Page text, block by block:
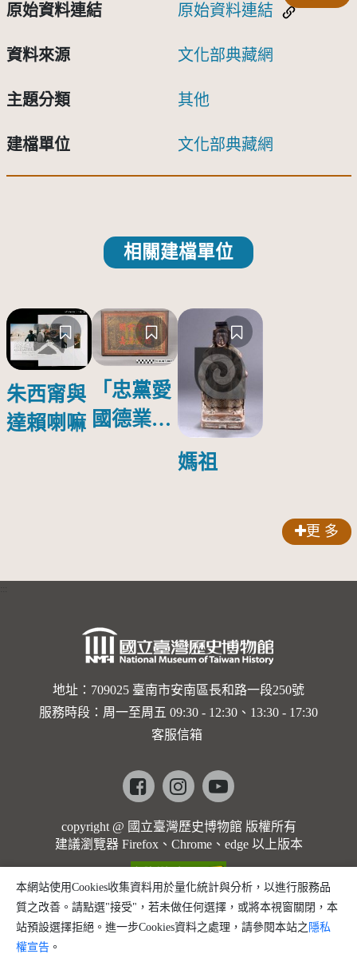
原始資料連結 原始資料連結
資料來源 文化部典藏網
主題分類 其他
建檔單位 文化部典藏網
相關建檔單位
朱西甯與
達賴喇嘛
「忠黨愛
國德業並
媽祖
更 多
地址：709025 臺南市安南區長和路一段250號
服務時段：周一至周五 09:30 - 12:30、13:30 - 17:30
客服信箱
Facebookinstagramyoutube
copyright @ 國立臺灣歷史博物館 版權所有
建議瀏覽器 Firefox、Chrome、edge 以上版本
本網站使用Cookies收集資料用於量化統計與分析，以進行服務品
質之改善。請點選"接受"，若未做任何選擇，或將本視窗關閉，本
站預設選擇拒絕。進一步Cookies資料之處理，請參閱本站之 隱私
權宣告 。